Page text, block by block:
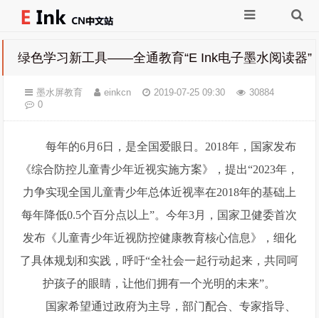
绿色学习新工具——全通教育“E Ink电子墨水阅读器”
墨水屏教育 einkcn 2019-07-25 09:30
30884
0
每年的6月6日，是全国爱眼日。2018年，国家发布
《综合防控儿童青少年近视实施方案》，提出“2023年，
力争实现全国儿童青少年总体近视率在2018年的基础上
每年降低0.5个百分点以上”。今年3月，国家卫健委首次
发布《儿童青少年近视防控健康教育核心信息》，细化
了具体规划和实践，呼吁“全社会一起行动起来，共同呵
护孩子的眼睛，让他们拥有一个光明的未来”。
国家希望通过政府为主导，部门配合、专家指导、